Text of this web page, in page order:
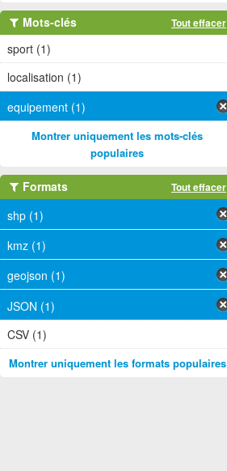
Mots-clés Tout effacer
sport (1)
localisation (1)
equipement (1)
Montrer uniquement les mots-clés
populaires
Formats Tout effacer
shp (1)
kmz (1)
geojson (1)
JSON (1)
CSV (1)
Montrer uniquement les formats populaires